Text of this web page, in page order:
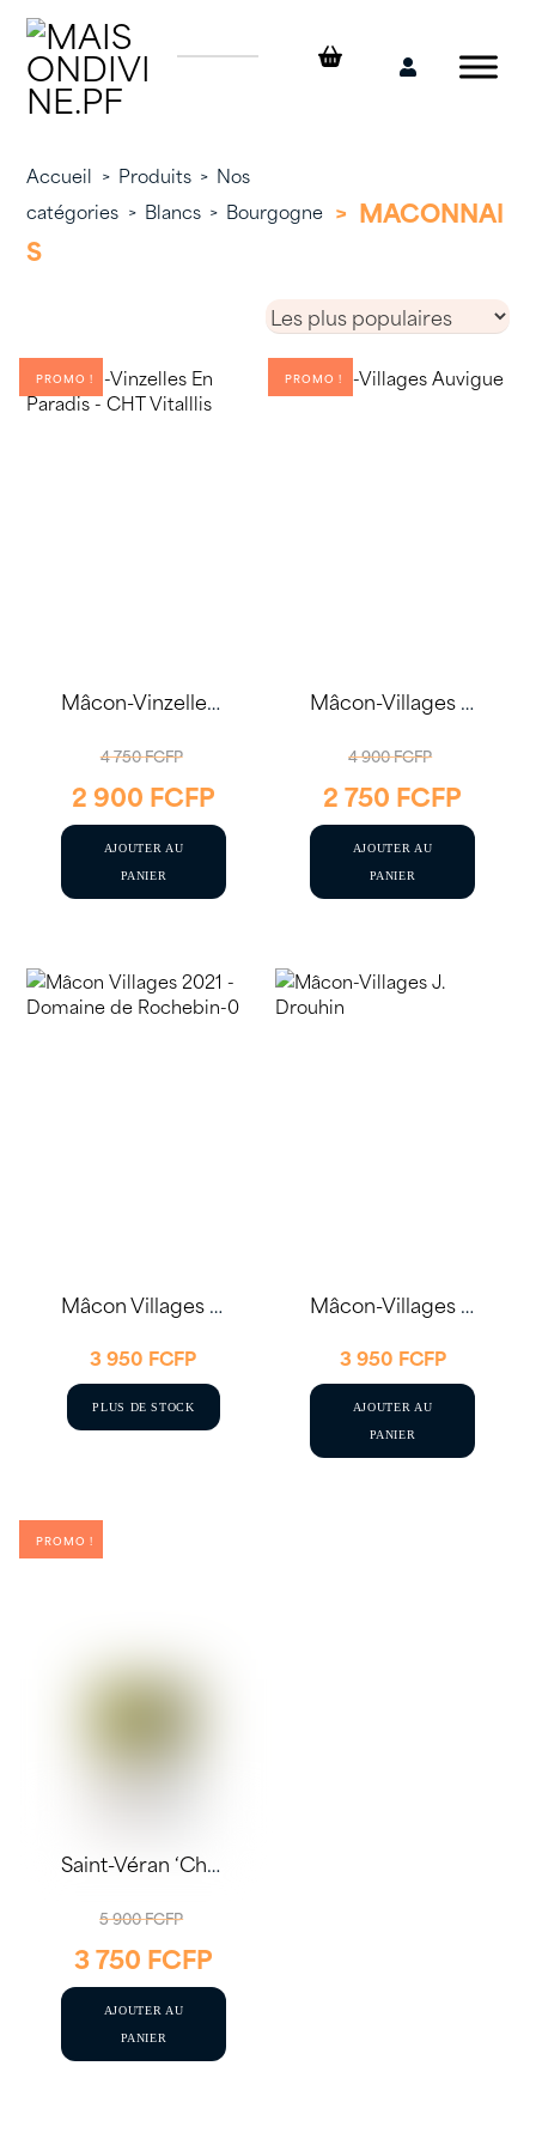
Skip
content
Mon
Accueil > Produits > Nos
catégories > Blancs > Bourgogne > MACONNAI
S
PROMO !
Mâcon-Vinzelles ‘En Paradis’ 2024 75cl – Château Vitallis
4 750FCFP
PRIX
INITIAL
2 900 FCFPLE
PRIX
900 FCFP.
AJOUTER AU
PANIER
PROMO !
Mâcon-Villages 2022 75cl – Domaine Auvigue
4 900FCFP
PRIX
INITIAL
2 750 FCFP
PRIX
AJOUTER AU
PANIER
Mâcon Villages 2021 75cl – Domaine de Rochebin
3 950 FCFP
PLUS DE STOCK
Mâcon-Villages 2023 75cl – Joseph Drouhin
3 950 FCFP
AJOUTER AU
PANIER
PROMO !
Saint-Véran ‘Chênes’ 2022 75cl – Domaine Auvigue
5 900FCFP
PRIX
INITIAL
3 750 FCFPLE
PRIX
AJOUTER AU
PANIER